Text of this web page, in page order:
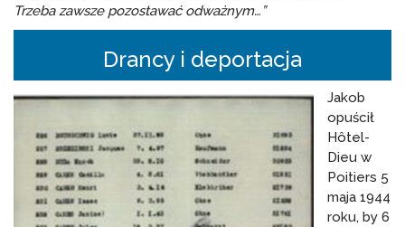
Trzeba zawsze pozostawać odważnym…”
Drancy i deportacja
Jakob
opuścił
Hôtel-
Dieu w
Poitiers 5
maja 1944
roku, by 6